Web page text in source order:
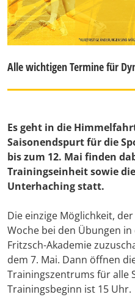
Alle wichtigen Termine für
Es geht in die
Saisonendspurt für die
bis zum 12. Mai finden
Trainingseinheit sowie
Unterhaching statt.
Die einzige Möglichkeit,
Woche bei den Übungen in
Fritzsch-Akademie
dem 7. Mai. Dann öffnen
Trainingszentrums für alle
Trainingsbeginn ist 15 Uhr.